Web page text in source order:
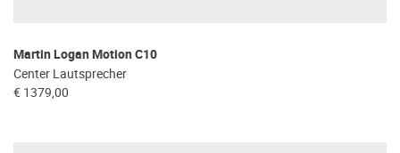
Martin Logan Motion C10
Center Lautsprecher
€ 1379,00